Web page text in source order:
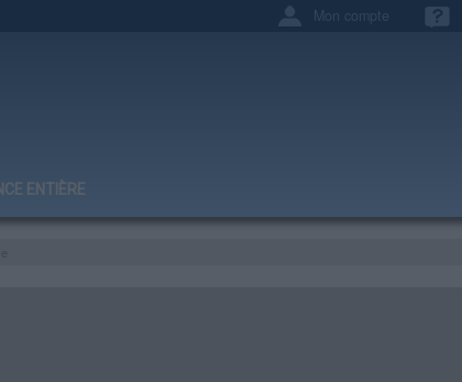
Mon compte
ENTIÈRE